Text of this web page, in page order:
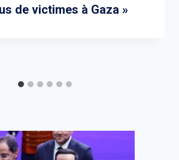
de victimes à Gaza »